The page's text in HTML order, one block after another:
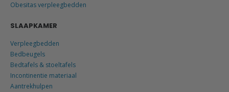
Obesitas verpleegbedden
SLAAPKAMER
Verpleegbedden
Bedbeugels
Bedtafels & stoeltafels
Incontinentie materiaal
Aantrekhulpen